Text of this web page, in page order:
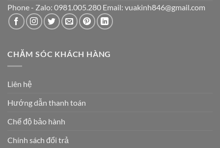
Phone - Zalo: 0981.005.280 Email: vuakinh846@gmail.com
CHĂM SÓC KHÁCH HÀNG
Liên hệ
Hướng dẫn thanh toán
Chế độ bảo hành
Chính sách đổi trả